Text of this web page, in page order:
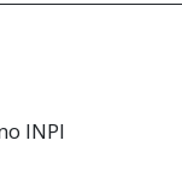
INPI